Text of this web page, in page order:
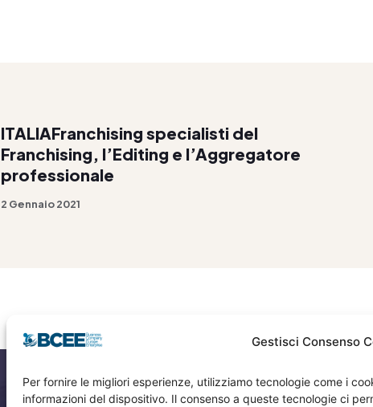
Gestisci Consenso
Per fornire le migliori esperienze, utilizziamo tecnologie come i
informazioni del dispositivo. Il consenso a queste tecnologie ci
ITALIAFranchising specialisti del
Franchising, l’Editing e l’Aggregatore
professionale
2 Gennaio 2021